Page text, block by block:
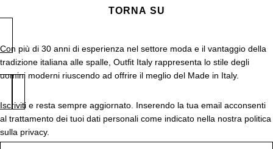
TORNA SU
Con più di 30 anni di esperienza nel settore moda e il vantaggio della
tradizione italiana alle spalle, Outfit Italy rappresenta lo stile degli
uomini moderni riuscendo ad offrire il meglio del Made in Italy.
Iscriviti e resta sempre aggiornato. Inserendo la tua email acconsenti
al trattamento dei tuoi dati personali come indicato nella nostra politica
sulla privacy.